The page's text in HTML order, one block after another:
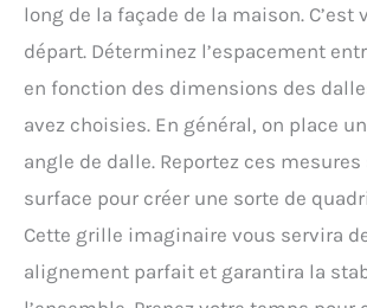
long de la façade de la maison. C’est
départ. Déterminez l’espacement
en fonction des dimensions des
avez choisies. En général, on place
angle de dalle. Reportez ces
surface pour créer une sorte de
Cette grille imaginaire vous servira
alignement parfait et garantira la